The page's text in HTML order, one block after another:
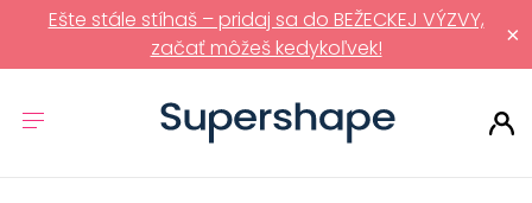
×
Ešte stále stíhaš – pridaj sa do BEŽECKEJ VÝZVY,
začať môžeš kedykoľvek!